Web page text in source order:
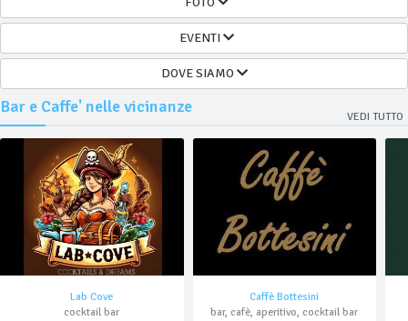
EVENTI
DOVE SIAMO
Bar e Caffe' nelle vicinanze
VEDI TUTTO
Lab Cove
cocktail bar
Caffè Bottesini
bar, cafè, aperitivo, cocktail bar